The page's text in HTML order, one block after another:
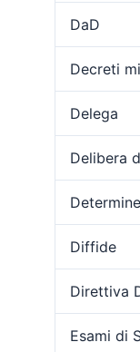
DaD
Decreti
Delega
Delibera
Determine
Diffide
Direttiva
Esami di